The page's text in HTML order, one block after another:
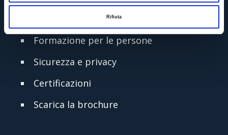
Rifiuta
Formazione per le imprese
Formazione per le persone
Sicurezza e privacy
Certificazioni
Scarica la brochure